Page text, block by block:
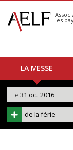
S'abonner
Calendrier
les
LA MESSE
Le 31 oct. 2016
de la férie